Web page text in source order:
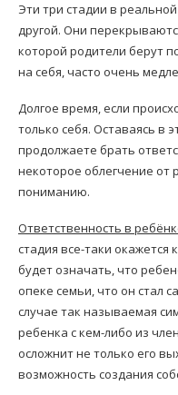
Эти три стадии в
другой. Они
которой родители берут
на себя, часто очень
Долгое время, если
только себя. Оставаясь в
продолжаете брать
некоторое облегчение от
пониманию.
Ответственность в
стадия все-таки окажется
будет означать, что
опеке семьи, что он стал
случае так называемая
ребенка с кем-либо из
осложнит не только его
возможность создания